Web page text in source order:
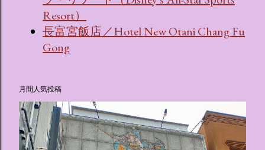
Resort）
長富宮飯店／Hotel New Otani Chang Fu
Gong
月間人気投稿